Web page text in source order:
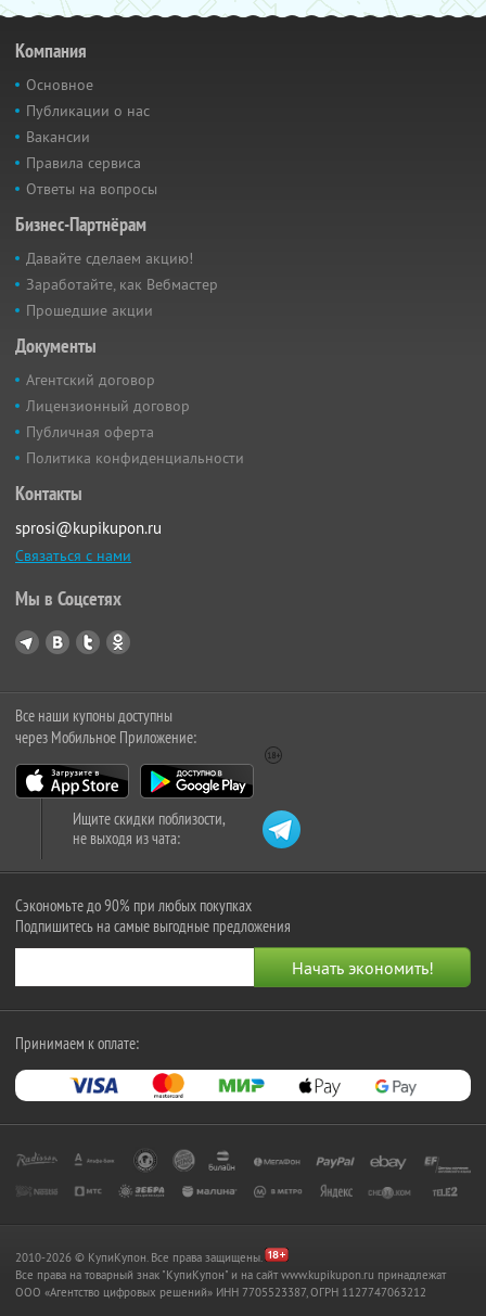
Компания
Основное
Публикации о нас
Вакансии
Правила сервиса
Ответы на вопросы
Бизнес-Партнёрам
Давайте сделаем акцию!
Заработайте, как Вебмастер
Прошедшие акции
Документы
Агентский договор
Лицензионный договор
Публичная оферта
Политика конфиденциальности
Контакты
sprosi@kupikupon.ru
Связаться с нами
Мы в Соцсетях
Все наши купоны доступны
через Мобильное Приложение:
Ищите скидки поблизости,
не выходя из чата:
Сэкономьте до 90% при любых покупках
Подпишитесь на самые выгодные предложения
Принимаем к оплате:
2010-2026 © КупиКупон. Все права защищены.
Все права на товарный знак "КупиКупон" и на сайт www.kupikupon.ru принадлежат
OOO «Агентство цифровых решений» ИНН 7705523387, ОГРН 1127747063212